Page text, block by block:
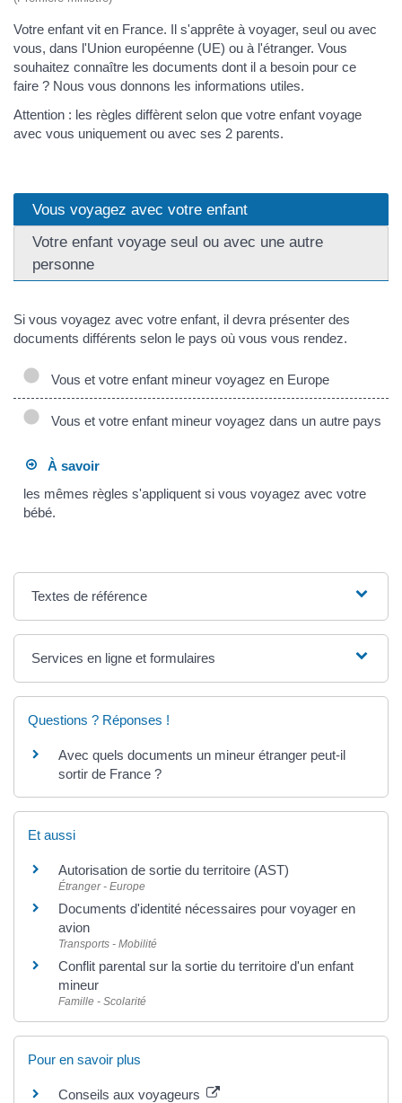
Votre enfant vit en France. Il s'apprête à voyager, seul ou avec
vous, dans l'Union européenne (UE) ou à l'étranger. Vous
souhaitez connaître les documents dont il a besoin pour ce
faire ? Nous vous donnons les informations utiles.
Attention : les règles diffèrent selon que votre enfant voyage
avec vous uniquement ou avec ses 2 parents.
Vous voyagez avec votre enfant
Votre enfant voyage seul ou avec une autre
personne
Si vous voyagez avec votre enfant, il devra présenter des
documents différents selon le pays où vous vous rendez.
Vous et votre enfant mineur voyagez en Europe
Vous et votre enfant mineur voyagez dans un autre pays
À savoir
les mêmes règles s'appliquent si vous voyagez avec votre
bébé.
Textes de référence
Services en ligne et formulaires
Questions ? Réponses !
Avec quels documents un mineur étranger peut-il
sortir de France ?
Et aussi
Autorisation de sortie du territoire (AST)
Étranger - Europe
Documents d'identité nécessaires pour voyager en
avion
Transports - Mobilité
Conflit parental sur la sortie du territoire d'un enfant
mineur
Famille - Scolarité
Pour en savoir plus
Conseils aux voyageurs